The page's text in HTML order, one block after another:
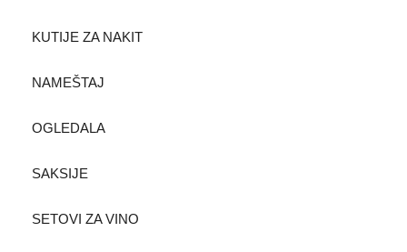
KUTIJE ZA NAKIT
NAMEŠTAJ
OGLEDALA
SAKSIJE
SETOVI ZA VINO